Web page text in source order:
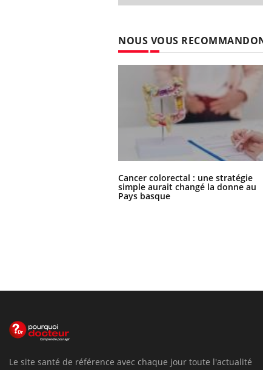
NOUS VOUS
Cancer colorectal : une stratégie
simple aurait changé la donne au
Pays basque
Le site santé de référence avec chaque jour toute l'actualité